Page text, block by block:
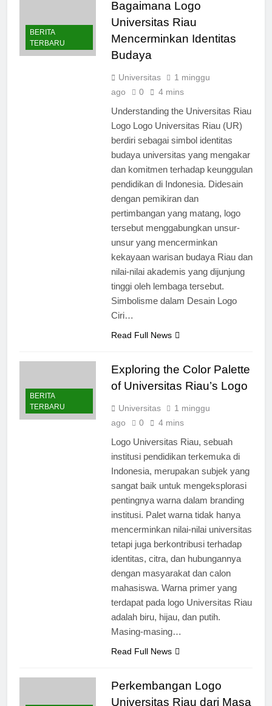
BERITA
Bagaimana Logo
Universitas Riau
Mencerminkan Identitas
Budaya
Universitas
1 minggu
Understanding the Universitas Riau
Logo Logo Universitas Riau (UR)
berdiri sebagai simbol identitas
budaya universitas yang mengakar
dan komitmen terhadap keunggulan
pendidikan di Indonesia. Didesain
dengan pemikiran dan
pertimbangan yang matang, logo
tersebut menggabungkan unsur-
unsur yang mencerminkan
kekayaan warisan budaya Riau dan
nilai-nilai akademis yang dijunjung
tinggi oleh lembaga tersebut.
Simbolisme dalam Desain Logo
BERITA
Exploring the Color Palette
of Universitas Riau’s Logo
Universitas
1 minggu
Logo Universitas Riau, sebuah
institusi pendidikan terkemuka di
Indonesia, merupakan subjek yang
sangat baik untuk mengeksplorasi
pentingnya warna dalam branding
institusi. Palet warna tidak hanya
mencerminkan nilai-nilai universitas
tetapi juga berkontribusi terhadap
identitas, citra, dan hubungannya
dengan masyarakat dan calon
mahasiswa. Warna primer yang
terdapat pada logo Universitas Riau
adalah biru, hijau, dan putih.
Perkembangan Logo